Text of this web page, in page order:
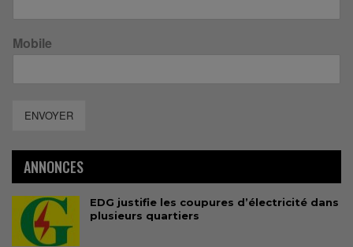
Mobile
ENVOYER
ANNONCES
EDG justifie les coupures d’électricité dans
plusieurs quartiers